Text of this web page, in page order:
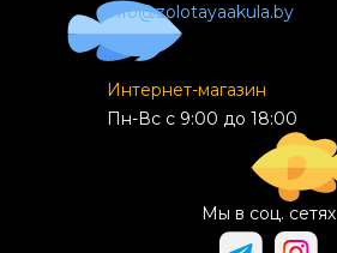
info@zolotayaakula.by
Интернет-магазин
Пн-Вс с 9:00 до 18:00
Мы в соц. сетях